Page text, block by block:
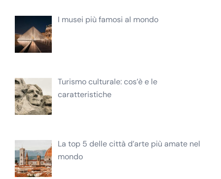
I musei più famosi al mondo
Turismo culturale: cos’è e le
caratteristiche
La top 5 delle città d’arte più amate nel
mondo